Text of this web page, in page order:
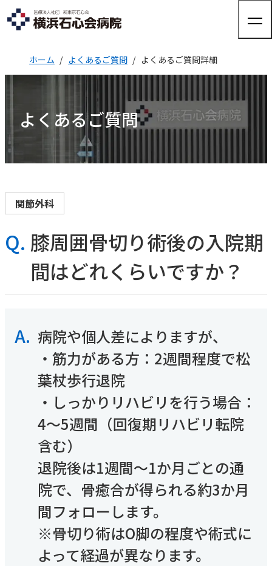
〒230-0062 横浜市鶴見区豊岡町21-1
TEL：045-581-1417（代表）
交通アクセスはこちら
診療予約
TEL：045-581-1417
電話受付時間
月~金 8：30-17：00土 8：30-12：00
健診・人間ドック予約
来院される方へ
来院される方へTOP
外来のご案内
入院のご案内
交通アクセス
診療科・部門紹介
整形外科
股関節外来
内科
乳腺外科
内視鏡検査
麻酔科
睡眠時無呼吸症候群
（SAS）外来
リハビリテーション科
病院について
院長ご挨拶
SDGsへの取り組み
採用情報
採用情報TOP
医師採用
事務職その他採用
よくあるご質問
お知らせ
医療関係者の方へ
厚生労働省大臣が定める掲示事項
患者さんの権利と義務
取材・撮影ご希望の方へ
ホーム よくあるご質問 よくあるご質問詳細
よくあるご質問
関節外科
Q. 膝周囲骨切り術後の入院期
間はどれくらいですか？
A. 病院や個人差によりますが、
・筋力がある方：2週間程度で松
葉杖歩行退院
・しっかりリハビリを行う場合：
4～5週間（回復期リハビリ転院
含む）
退院後は1週間～1か月ごとの通
院で、骨癒合が得られる約3か月
間フォローします。
※骨切り術はO脚の程度や術式に
よって経過が異なります。